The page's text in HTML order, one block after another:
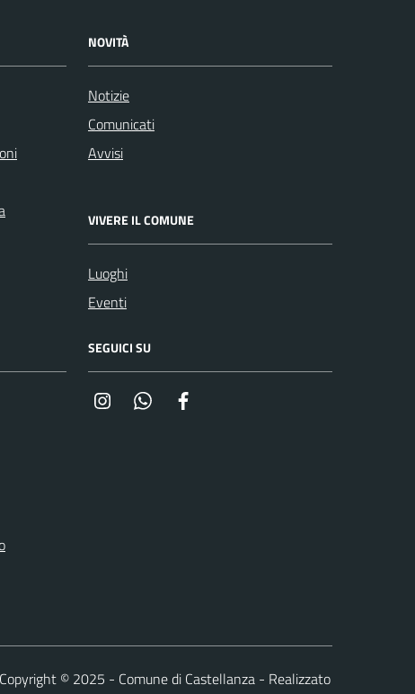
NOVITÀ
Notizie
Comunicati
Avvisi
VIVERE IL COMUNE
Luoghi
Eventi
SEGUICI SU
InstagramWhatsapp
Copyright © 2025 - Comune di Castellanza - Realizzato